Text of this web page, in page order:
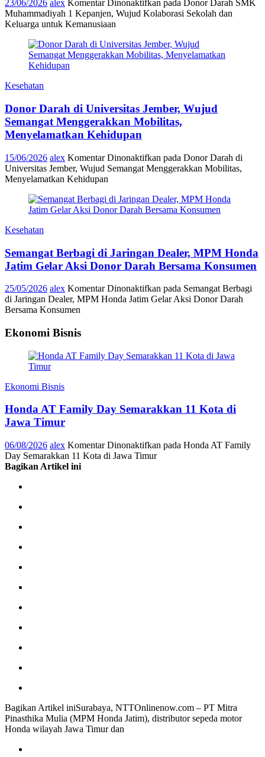
23/06/2026 alex Komentar Dinonaktifkan pada Donor Darah SMK
Muhammadiyah 1 Kepanjen, Wujud Kolaborasi Sekolah dan
Keluarga untuk Kemanusiaan
Kesehatan
Donor Darah di Universitas Jember, Wujud
Semangat Menggerakkan Mobilitas,
Menyelamatkan Kehidupan
15/06/2026 alex Komentar Dinonaktifkan pada Donor Darah di
Universitas Jember, Wujud Semangat Menggerakkan Mobilitas,
Menyelamatkan Kehidupan
Kesehatan
Semangat Berbagi di Jaringan Dealer, MPM Honda
Jatim Gelar Aksi Donor Darah Bersama Konsumen
25/05/2026 alex Komentar Dinonaktifkan pada Semangat Berbagi
di Jaringan Dealer, MPM Honda Jatim Gelar Aksi Donor Darah
Bersama Konsumen
Ekonomi Bisnis
Ekonomi Bisnis
Honda AT Family Day Semarakkan 11 Kota di
Jawa Timur
06/08/2026 alex Komentar Dinonaktifkan pada Honda AT Family
Day Semarakkan 11 Kota di Jawa Timur
Bagikan Artikel ini
Bagikan Artikel iniSurabaya, NTTOnlinenow.com – PT Mitra
Pinasthika Mulia (MPM Honda Jatim), distributor sepeda motor
Honda wilayah Jawa Timur dan